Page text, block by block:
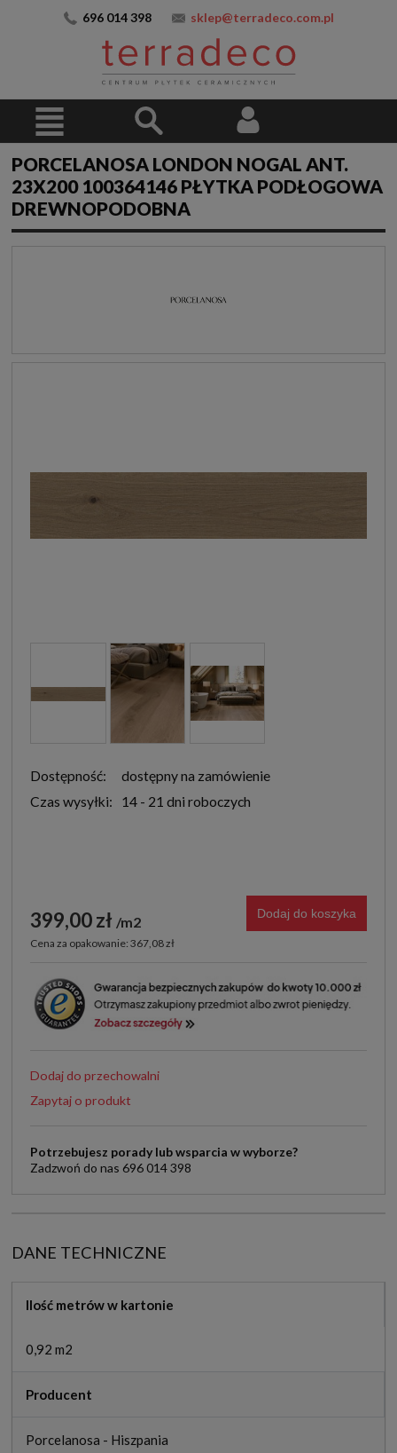
696 014 398 sklep@terradeco.com.pl
PORCELANOSA LONDON NOGAL ANT.
23X200 100364146 PŁYTKA PODŁOGOWA
DREWNOPODOBNA
Dostępność:
dostępny na zamówienie
Czas wysyłki:
14 - 21 dni roboczych
399,00 zł m2
Cena za opakowanie: 367,08 zł
Dodaj do koszyka
Dodaj do przechowalni
Zapytaj o produkt
Potrzebujesz porady lub wsparcia w wyborze?
Zadzwoń do nas 696 014 398
DANE TECHNICZNE
Ilość metrów w kartonie
0,92 m2
Producent
Porcelanosa - Hiszpania